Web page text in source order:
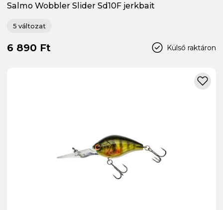
Salmo Wobbler Slider Sd10F jerkbait
5 változat
Külső raktáron
6 890 Ft